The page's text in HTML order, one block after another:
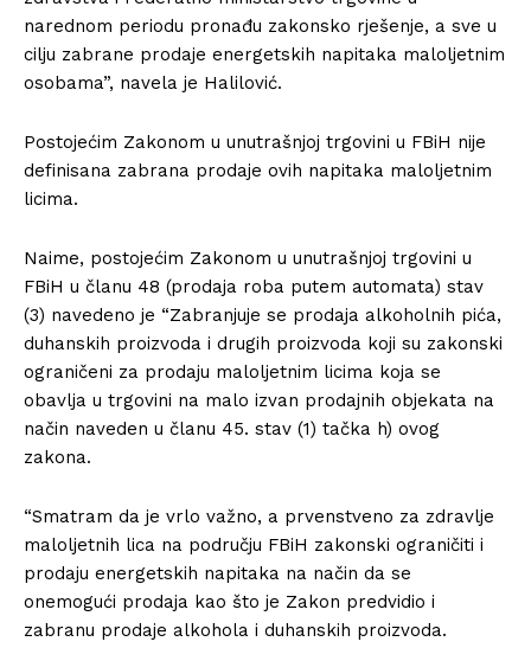
narednom periodu pronađu zakonsko rješenje, a sve u
cilju zabrane prodaje energetskih napitaka maloljetnim
osobama”, navela je Halilović.
Postojećim Zakonom u unutrašnjoj trgovini u FBiH nije
definisana zabrana prodaje ovih napitaka maloljetnim
licima.
Naime, postojećim Zakonom u unutrašnjoj trgovini u
FBiH u članu 48 (prodaja roba putem automata) stav
(3) navedeno je “Zabranjuje se prodaja alkoholnih pića,
duhanskih proizvoda i drugih proizvoda koji su zakonski
ograničeni za prodaju maloljetnim licima koja se
obavlja u trgovini na malo izvan prodajnih objekata na
način naveden u članu 45. stav (1) tačka h) ovog
zakona.
“Smatram da je vrlo važno, a prvenstveno za zdravlje
maloljetnih lica na području FBiH zakonski ograničiti i
prodaju energetskih napitaka na način da se
onemogući prodaja kao što je Zakon predvidio i
zabranu prodaje alkohola i duhanskih proizvoda.